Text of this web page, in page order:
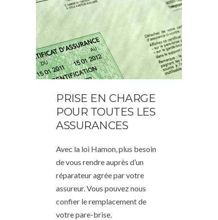
PRISE EN CHARGE
POUR TOUTES LES
ASSURANCES
Avec la loi Hamon, plus besoin
de vous rendre auprès d’un
réparateur agrée par votre
assureur. Vous pouvez nous
confier le remplacement de
votre pare-brise.